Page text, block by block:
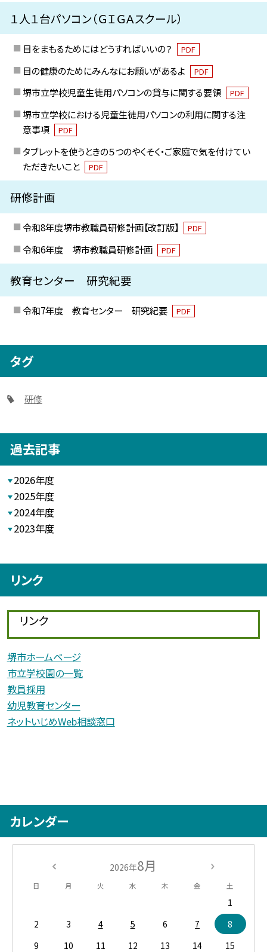
１人１台パソコン（ＧＩＧＡスクール）
目をまもるためにはどうすればいいの？ PDF
目の健康のためにみんなにお願いがあるよ PDF
堺市立学校児童生徒用パソコンの貸与に関する要領 PDF
堺市立学校における児童生徒用パソコンの利用に関する注
意事項
PDF
タブレットを使うときの５つのやくそく・ご家庭で気を付けてい
ただきたいこと
PDF
研修計画
令和8年度堺市教職員研修計画【改訂版】 PDF
令和6年度 堺市教職員研修計画 PDF
教育センター 研究紀要
令和7年度 教育センター 研究紀要 PDF
タグ
研修
過去記事
2026年度
2025年度
2024年度
2023年度
リンク
リンク
堺市ホームページ
市立学校園の一覧
教員採用
幼児教育センター
ネットいじめWeb相談窓口
カレンダー
2026年8月
日 月 火 水 木 金 土
1
2
3 4 5 6 7
8
9
10 11 12 13 14
15